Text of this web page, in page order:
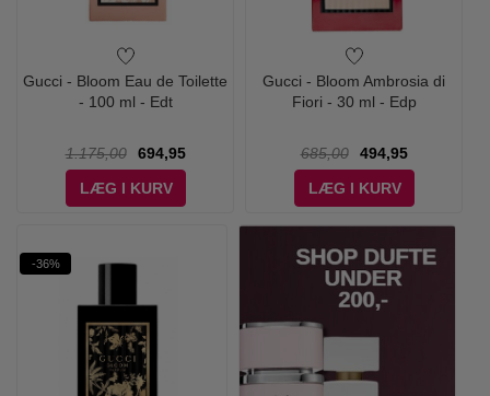
Gucci - Bloom Eau de Toilette
- 100 ml - Edt
1.175,00
694,95
LÆG I KURV
Gucci - Bloom Ambrosia di
Fiori - 30 ml - Edp
685,00
494,95
LÆG I KURV
-36%